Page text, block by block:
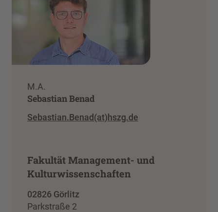
M.A.
Sebastian Benad
Sebastian.Benad(at)hszg.de
Fakultät Management- und
Kulturwissenschaften
02826 Görlitz
Parkstraße 2